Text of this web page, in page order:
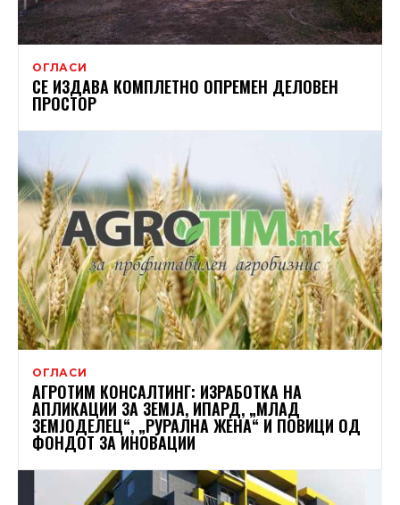
ОГЛАСИ
СЕ ИЗДАВА КОМПЛЕТНО ОПРЕМЕН ДЕЛОВЕН
ПРОСТОР
ОГЛАСИ
АГРОТИМ КОНСАЛТИНГ: ИЗРАБОТКА НА
АПЛИКАЦИИ ЗА ЗЕМЈА, ИПАРД, „МЛАД
ЗЕМЈОДЕЛЕЦ“, „РУРАЛНА ЖЕНА“ И ПОВИЦИ ОД
ФОНДОТ ЗА ИНОВАЦИИ